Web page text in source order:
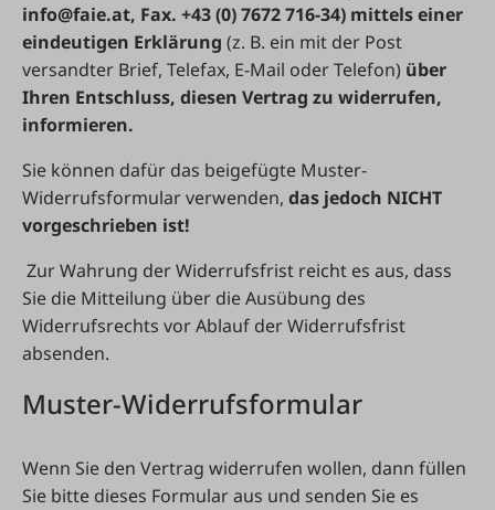
info@faie.at, Fax. +43 (0) 7672 716-34) mittels einer
eindeutigen Erklärung (z. B. ein mit der Post
versandter Brief, Telefax, E-Mail oder Telefon) über
Ihren Entschluss, diesen Vertrag zu widerrufen,
informieren.
Sie können dafür das beigefügte Muster-
Widerrufsformular verwenden, das jedoch NICHT
vorgeschrieben ist!
Zur Wahrung der Widerrufsfrist reicht es aus, dass
Sie die Mitteilung über die Ausübung des
Widerrufsrechts vor Ablauf der Widerrufsfrist
absenden.
Muster-Widerrufsformular
Wenn Sie den Vertrag widerrufen wollen, dann füllen
Sie bitte dieses Formular aus und senden Sie es